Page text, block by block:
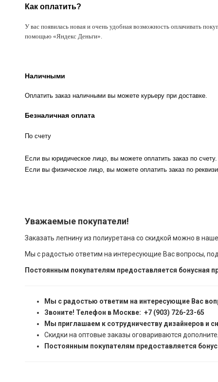
Как оплатить?
У вас появилась новая и очень удобная возможность оплачивать
помощью «Яндекс Деньги».
Наличными
Оплатить заказ наличными вы можете курьеру при доставке.
Безналичная оплата
По счету
Если вы юридическое лицо, вы можете оплатить заказ по счету.
Если вы физическое лицо, вы можете оплатить заказ по
Уважаемые покупатели!
Заказать лепнину из полиуретана со скидкой можно в
Мы с радостью ответим на интересующие Вас вопросы,
Постоянным покупателям предоставляется бонусная
Мы с радостью ответим на интересующие Вас
Звоните! Телефон в Москве: +7 (903) 726-23-65
Мы приглашаем к сотрудничеству дизайнеров и
Скидки на оптовые заказы оговариваются
Постоянным покупателям предоставляется